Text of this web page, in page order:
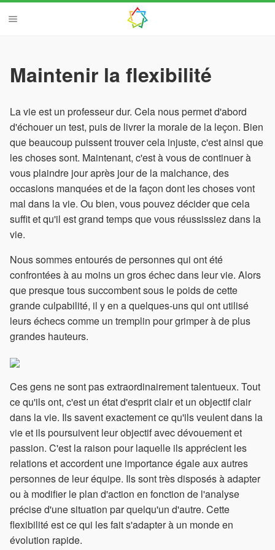
Maintenir la flexibilité
La vie est un professeur dur. Cela nous permet d'abord
d'échouer un test, puis de livrer la morale de la leçon. Bien
que beaucoup puissent trouver cela injuste, c'est ainsi que
les choses sont. Maintenant, c'est à vous de continuer à
vous plaindre jour après jour de la malchance, des
occasions manquées et de la façon dont les choses vont
mal dans la vie. Ou bien, vous pouvez décider que cela
suffit et qu'il est grand temps que vous réussissiez dans la
vie.
Nous sommes entourés de personnes qui ont été
confrontées à au moins un gros échec dans leur vie. Alors
que presque tous succombent sous le poids de cette
grande culpabilité, il y en a quelques-uns qui ont utilisé
leurs échecs comme un tremplin pour grimper à de plus
grandes hauteurs.
Ces gens ne sont pas extraordinairement talentueux. Tout
ce qu'ils ont, c'est un état d'esprit clair et un objectif clair
dans la vie. Ils savent exactement ce qu'ils veulent dans la
vie et ils poursuivent leur objectif avec dévouement et
passion. C'est la raison pour laquelle ils apprécient les
relations et accordent une importance égale aux autres
personnes de leur équipe. Ils sont très disposés à adapter
ou à modifier le plan d'action en fonction de l'analyse
précise d'une situation par quelqu'un d'autre. Cette
flexibilité est ce qui les fait s'adapter à un monde en
évolution rapide.